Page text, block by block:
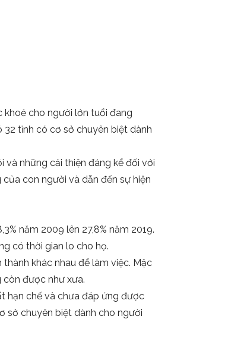
khoẻ cho người lớn tuổi đang
32 tỉnh có cơ sở chuyên biệt dành
và những cải thiện đáng kể đối với
con người và dẫn đến sự hiện
năm 2009 lên 27,8% năm 2019.
có thời gian lo cho họ.
khác nhau để làm việc. Mặc
còn được như xưa.
hạn chế và chưa đáp ứng được
sở chuyên biệt dành cho người